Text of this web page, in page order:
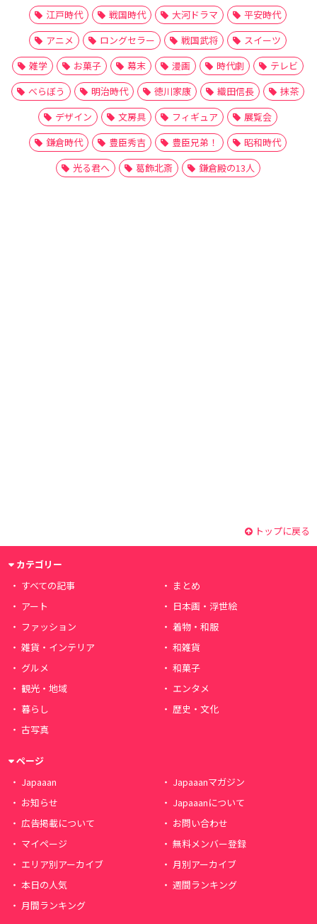
江戸時代 戦国時代 大河ドラマ
平安時代
アニメ
ロングセラー 戦国武将
スイーツ
雑学
お菓子 幕末 漫画 時代劇
テレビ
べらぼう
明治時代 徳川家康 織田信長
抹茶
デザイン
文房具 フィギュア
展覧会
鎌倉時代
豊臣秀吉 豊臣兄弟！
昭和時代
光る君へ
葛飾北斎 鎌倉殿の13人
トップに戻る
カテゴリー
すべての記事
まとめ
アート
日本画・浮世絵
ファッション
着物・和服
雑貨・インテリア
和雑貨
グルメ
和菓子
観光・地域
エンタメ
暮らし
歴史・文化
古写真
ページ
Japaaan
Japaaanマガジン
お知らせ
Japaaanについて
広告掲載について
お問い合わせ
マイページ
無料メンバー登録
エリア別アーカイブ
月別アーカイブ
本日の人気
週間ランキング
月間ランキング